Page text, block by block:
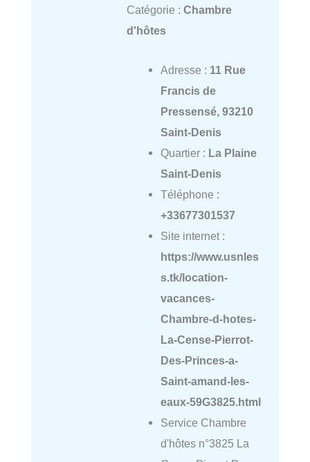
Catégorie : Chambre
d'hôtes
Adresse : 11 Rue
Francis de
Pressensé, 93210
Saint-Denis
Quartier : La Plaine
Saint-Denis
Téléphone :
+33677301537
Site internet :
https://www.usnles
s.tk/location-
vacances-
Chambre-d-hotes-
La-Cense-Pierrot-
Des-Princes-a-
Saint-amand-les-
eaux-59G3825.html
Service Chambre
d'hôtes n°3825 La